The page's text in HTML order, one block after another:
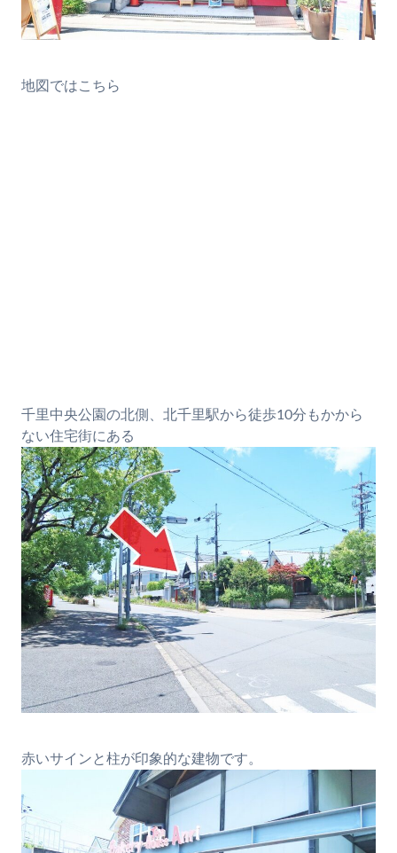
地図ではこちら
千里中央公園の北側、北千里駅から徒歩10分もかから
ない住宅街にある
赤いサインと柱が印象的な建物です。